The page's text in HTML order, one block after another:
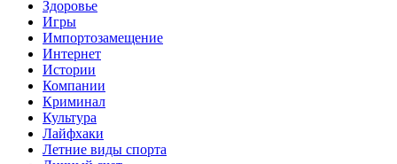
Здоровье
Игры
Импортозамещение
Интернет
Истории
Компании
Криминал
Культура
Лайфхаки
Летние виды спорта